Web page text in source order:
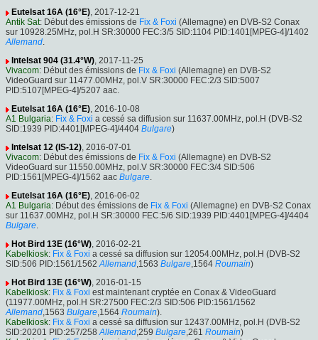
Eutelsat 16A (16°E), 2017-12-21
Antik Sat: Début des émissions de Fix & Foxi (Allemagne) en DVB-S2 Conax
sur 10928.25MHz, pol.H SR:30000 FEC:3/5 SID:1104 PID:1401[MPEG-4]/1402
Allemand.
Intelsat 904 (31.4°W), 2017-11-25
Vivacom: Début des émissions de Fix & Foxi (Allemagne) en DVB-S2
VideoGuard sur 11477.00MHz, pol.V SR:30000 FEC:2/3 SID:5007
PID:5107[MPEG-4]/5207 aac.
Eutelsat 16A (16°E), 2016-10-08
A1 Bulgaria: Fix & Foxi a cessé sa diffusion sur 11637.00MHz, pol.H (DVB-S2
SID:1939 PID:4401[MPEG-4]/4404 Bulgare)
Intelsat 12 (IS-12), 2016-07-01
Vivacom: Début des émissions de Fix & Foxi (Allemagne) en DVB-S2
VideoGuard sur 11550.00MHz, pol.V SR:30000 FEC:3/4 SID:506
PID:1561[MPEG-4]/1562 aac Bulgare.
Eutelsat 16A (16°E), 2016-06-02
A1 Bulgaria: Début des émissions de Fix & Foxi (Allemagne) en DVB-S2 Conax
sur 11637.00MHz, pol.H SR:30000 FEC:5/6 SID:1939 PID:4401[MPEG-4]/4404
Bulgare.
Hot Bird 13E (16°W), 2016-02-21
Kabelkiosk: Fix & Foxi a cessé sa diffusion sur 12054.00MHz, pol.H (DVB-S2
SID:506 PID:1561/1562 Allemand,1563 Bulgare,1564 Roumain)
Hot Bird 13E (16°W), 2016-01-15
Kabelkiosk: Fix & Foxi est maintenant cryptée en Conax & VideoGuard
(11977.00MHz, pol.H SR:27500 FEC:2/3 SID:506 PID:1561/1562
Allemand,1563 Bulgare,1564 Roumain).
Kabelkiosk: Fix & Foxi a cessé sa diffusion sur 12437.00MHz, pol.H (DVB-S2
SID:20201 PID:257/258 Allemand,259 Bulgare,261 Roumain)